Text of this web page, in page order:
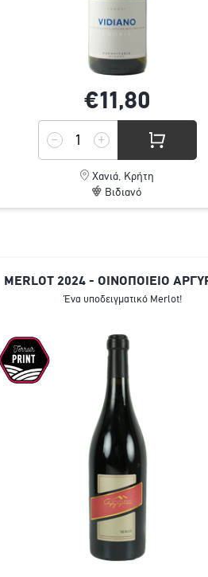
€11,80
Χανιά, Κρήτη
Βιδιανό
MERLOT 2024 - ΟΙΝΟΠΟΙΕΙΟ
Ένα υποδειγματικό Merlot!